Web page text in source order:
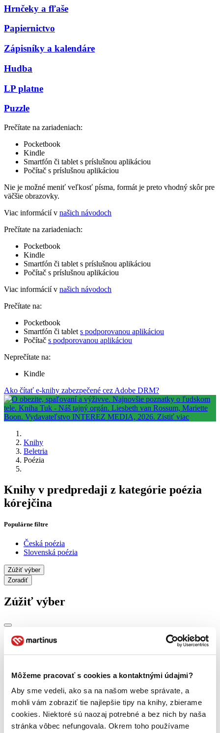
Môžeme pracovať s cookies a kontaktnými údajmi?
Aby sme vedeli, ako sa na našom webe správate, a
mohli vám zobraziť tie najlepšie tipy na knihy, zbierame
cookies. Niektoré sú naozaj potrebné a bez nich by naša
stránka vôbec nefungovala. Okrem toho používame
Hrnčeky a fľaše
Papiernictvo
Zápisníky a kalendáre
Hudba
LP platne
Puzzle
Prečítate na zariadeniach:
Pocketbook
Kindle
Smartfón či tablet s príslušnou aplikáciou
Počítač s príslušnou aplikáciou
Nie je možné meniť veľkosť písma, formát je preto vhodný skôr pre
väčšie obrazovky.
Viac informácií v našich návodoch
Prečítate na zariadeniach:
Pocketbook
Kindle
Smartfón či tablet s príslušnou aplikáciou
Počítač s príslušnou aplikáciou
Viac informácií v našich návodoch
Prečítate na:
Pocketbook
Smartfón či tablet s podporovanou aplikáciou
Počítač s podporovanou aplikáciou
Neprečítate na:
Kindle
Ako čítať e-knihy zabezpečené cez Adobe DRM?
Knihy
Beletria
Poézia
Knihy v predpredaji z kategórie poézia
kórejčina
Populárne filtre
Česká poézia
Slovenská poézia
Zúžiť výber
Zoradiť
Zúžiť výber
Zobraziť iba
Dostupnosť
na centrálnom sklade (0 titulov)na centrálnom sklade
predpredaj (0 titulov) predpredaj
pripravujeme (0 titulov)pripravujeme
dostupná (bez vypredaných) (0 titulov)dostupná (bez
vypredaných)